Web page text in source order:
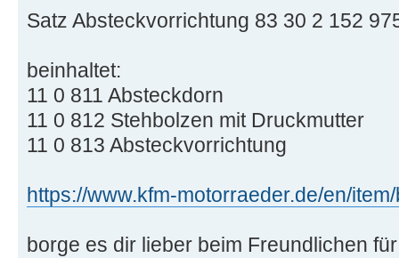
Satz Absteckvorrichtung 83 30 2 152
beinhaltet:
11 0 811 Absteckdorn
11 0 812 Stehbolzen mit Druckmutter
11 0 813 Absteckvorrichtung
https://www.kfm-motorraeder.de/en/
borge es dir lieber beim Freundlichen